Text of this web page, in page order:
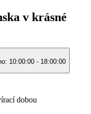
v krásné
10:00:00 - 18:00:00
dobou